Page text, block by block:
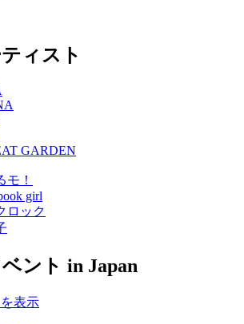
ィスト
GARDEN
モ！
girl
ロック
ント in Japan
表示